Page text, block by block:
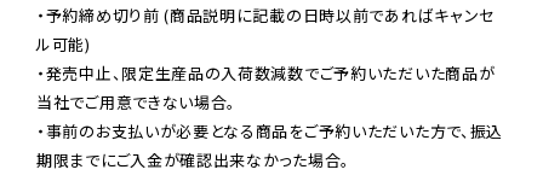
・予約締め切り前 (商品説明に記載の日時以前であればキャンセ
ル可能)
・発売中止、限定生産品の入荷数減数でご予約いただいた商品が
当社でご用意できない場合。
・事前のお支払いが必要となる商品をご予約いただいた方で、振込
期限までにご入金が確認出来なかった場合。